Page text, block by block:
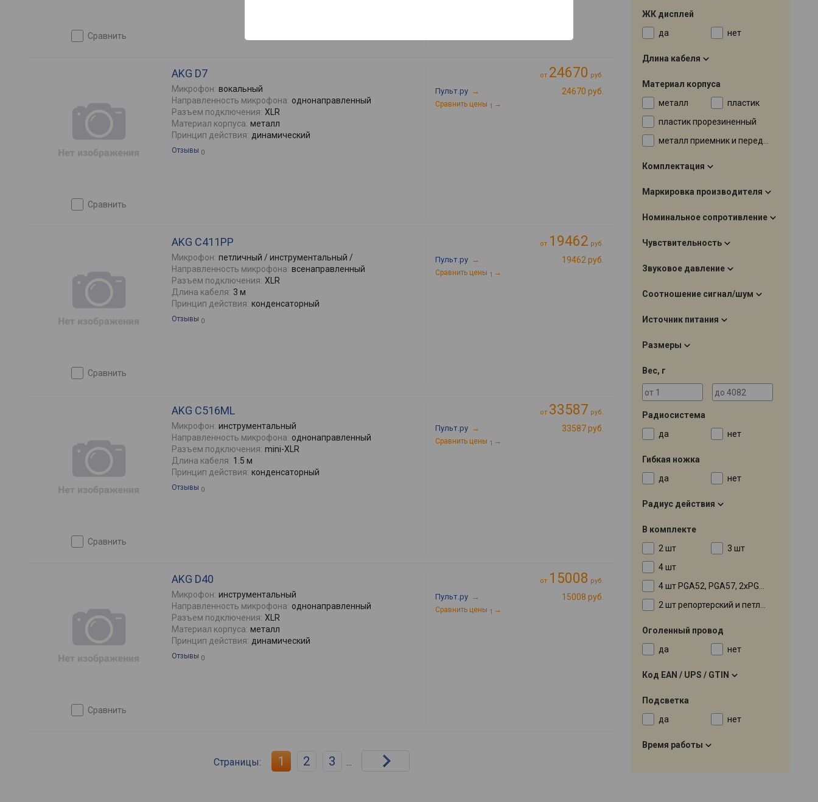
сравнить
сравнить
AKG D7
Микрофон: вокальный
Направленность микрофона: однонаправленный
Разъем подключения: XLR
Материал корпуса: металл
Принцип действия: динамический
Отзывы 0
от 24670 руб.
Пульт.ру → 24670 руб.
Сравнить цены 1 →
сравнить
AKG C411PP
Микрофон: петличный / инструментальный /
Направленность микрофона: всенаправленный
Разъем подключения: XLR
Длина кабеля: 3 м
Принцип действия: конденсаторный
Отзывы 0
от 19462 руб.
Пульт.ру → 19462 руб.
Сравнить цены 1 →
сравнить
AKG C516ML
Микрофон: инструментальный
Направленность микрофона: однонаправленный
Разъем подключения: mini-XLR
Длина кабеля: 1.5 м
Принцип действия: конденсаторный
Отзывы 0
от 33587 руб.
Пульт.ру → 33587 руб.
Сравнить цены 1 →
сравнить
AKG D40
Микрофон: инструментальный
Направленность микрофона: однонаправленный
Разъем подключения: XLR
Материал корпуса: металл
Принцип действия: динамический
Отзывы 0
от 15008 руб.
Пульт.ру → 15008 руб.
Сравнить цены 1 →
Страницы: 1 2 3 ...
ЖК дисплей
да
нет
Длина кабеля
Материал корпуса
металл
пластик
пластик прорезиненный
металл приемник и передатчик
Комплектация
Маркировка производителя
Номинальное сопротивление
Чувствительность
Звуковое давление
Соотношение сигнал/шум
Источник питания
Размеры
Вес, г
Радиосистема
да
нет
Гибкая ножка
да
нет
Радиус действия
В комплекте
2 шт
3 шт
4 шт
4 шт PGA52, PGA57, 2xPGA56
2 шт репортерский и петличный
Оголенный провод
да
нет
Код EAN / UPS / GTIN
Подсветка
да
нет
Время работы